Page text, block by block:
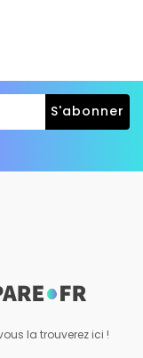
la trouverez ici !